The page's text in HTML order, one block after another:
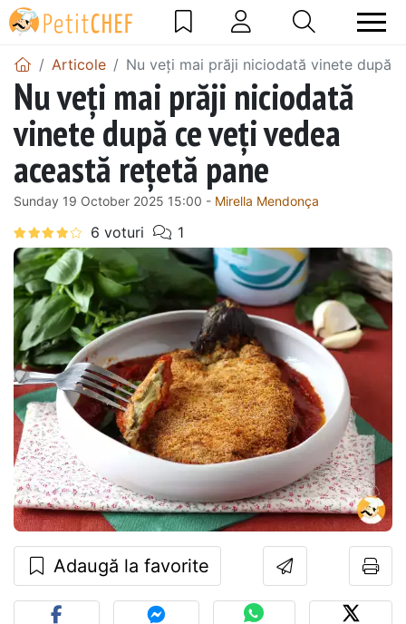
Articole Nu veți mai prăji niciodată vinete după
Nu veți mai prăji niciodată
vinete după ce veți vedea
această rețetă pane
Sunday 19 October 2025 15:00 - Mirella Mendonça
Adaugă la favorite